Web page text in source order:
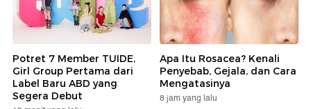
Potret 7 Member TUIDE,
Girl Group Pertama dari
Label Baru ABD yang
Segera Debut
Apa Itu Rosacea? Kenali
Penyebab, Gejala, dan Cara
Mengatasinya
8 jam yang lalu